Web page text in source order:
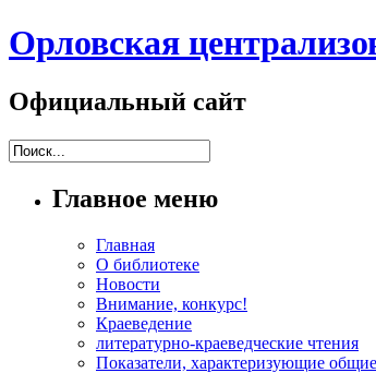
Орловская
Официальный сайт
Главное меню
Главная
О библиотеке
Новости
Внимание, конкурс!
Краеведение
литературно-краеведческие чтения
Показатели, характеризующие